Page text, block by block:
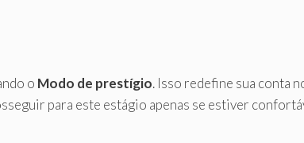
o Modo de prestígio. Isso redefine sua conta
para este estágio apenas se estiver